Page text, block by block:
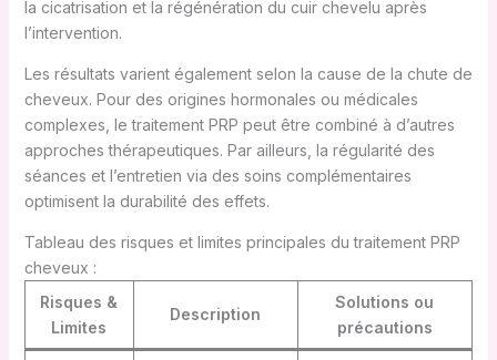
la cicatrisation et la régénération du cuir chevelu après
l’intervention.
Les résultats varient également selon la cause de la chute de
cheveux. Pour des origines hormonales ou médicales
complexes, le traitement PRP peut être combiné à d’autres
approches thérapeutiques. Par ailleurs, la régularité des
séances et l’entretien via des soins complémentaires
optimisent la durabilité des effets.
Tableau des risques et limites principales du traitement PRP
cheveux :
Risques &
Limites
Description
Solutions ou
précautions